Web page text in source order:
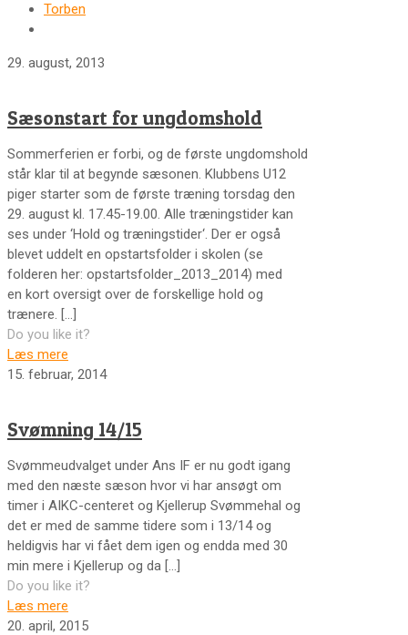
Torben
29. august, 2013
Sæsonstart for ungdomshold
Sommerferien er forbi, og de første ungdomshold
står klar til at begynde sæsonen. Klubbens U12
piger starter som de første træning torsdag den
29. august kl. 17.45-19.00. Alle træningstider kan
ses under ‘Hold og træningstider‘. Der er også
blevet uddelt en opstartsfolder i skolen (se
folderen her: opstartsfolder_2013_2014) med
en kort oversigt over de forskellige hold og
trænere. […]
Do you like it?
Læs mere
15. februar, 2014
Svømning 14/15
Svømmeudvalget under Ans IF er nu godt igang
med den næste sæson hvor vi har ansøgt om
timer i AIKC-centeret og Kjellerup Svømmehal og
det er med de samme tidere som i 13/14 og
heldigvis har vi fået dem igen og endda med 30
min mere i Kjellerup og da […]
Do you like it?
Læs mere
20. april, 2015